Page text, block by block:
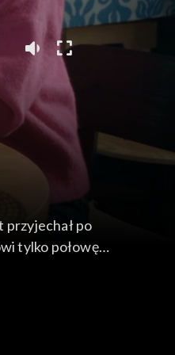
przyjechał po
tylko połowę
Z kolei